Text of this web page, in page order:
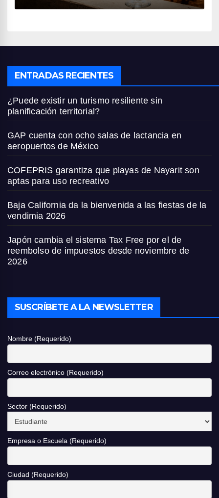
ENTRADAS RECIENTES
¿Puede existir un turismo resiliente sin
planificación territorial?
GAP cuenta con ocho salas de lactancia en
aeropuertos de México
COFEPRIS garantiza que playas de Nayarit son
aptas para uso recreativo
Baja California da la bienvenida a las fiestas de la
vendimia 2026
Japón cambia el sistema Tax Free por el de
reembolso de impuestos desde noviembre de
2026
SUSCRÍBETE A LA NEWSLETTER
Nombre (Requerido)
Correo electrónico (Requerido)
Sector (Requerido)
Empresa o Escuela (Requerido)
Ciudad (Requerido)